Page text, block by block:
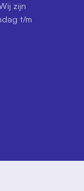
zijn
t/m